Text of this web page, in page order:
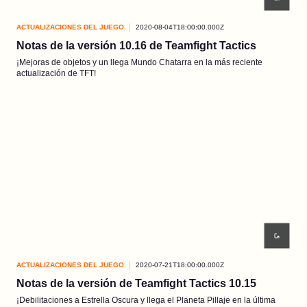
ACTUALIZACIONES DEL JUEGO 2020-08-04T18:00:00.000Z
Notas de la versión 10.16 de Teamfight Tactics
¡Mejoras de objetos y un llega Mundo Chatarra en la más reciente
actualización de TFT!
ACTUALIZACIONES DEL JUEGO 2020-07-21T18:00:00.000Z
Notas de la versión de Teamfight Tactics 10.15
¡Debilitaciones a Estrella Oscura y llega el Planeta Pillaje en la última